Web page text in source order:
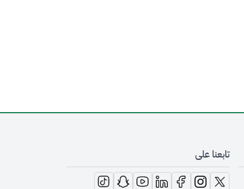
تابعنا على
opens in new window
opens in new window
opens in new window
opens in new window
opens in new window
opens in new window
opens in new window